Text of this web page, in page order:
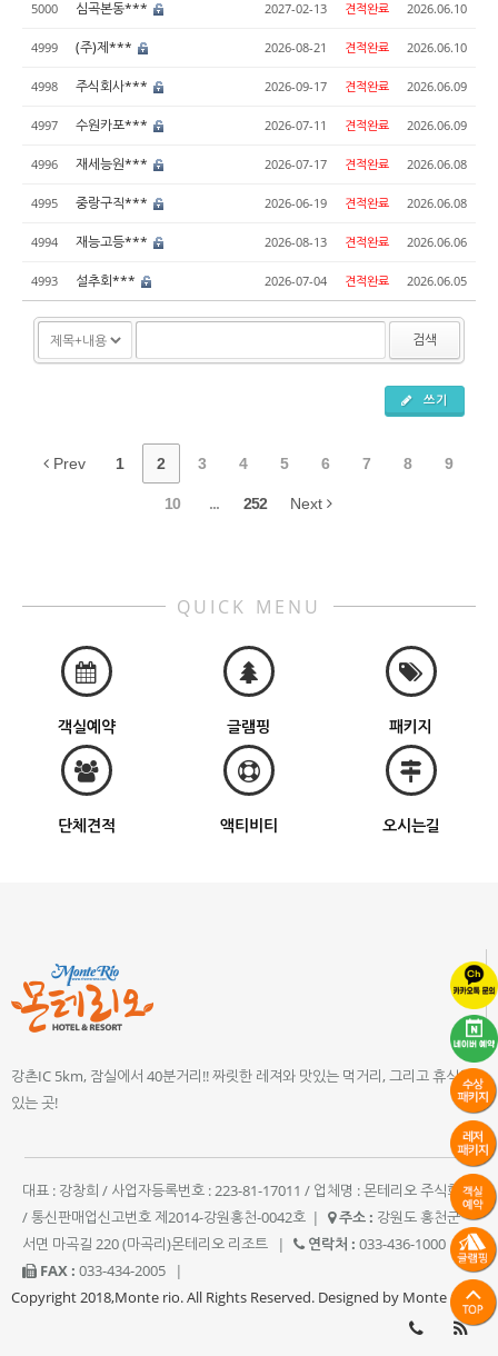
5000 심곡본동*** 2027-02-13 견적완료 2026.06.10
4999 (주)제*** 2026-08-21 견적완료 2026.06.10
4998 주식회사*** 2026-09-17 견적완료 2026.06.09
4997 수원카포*** 2026-07-11 견적완료 2026.06.09
4996 재세능원*** 2026-07-17 견적완료 2026.06.08
4995 중랑구직*** 2026-06-19 견적완료 2026.06.08
4994 재능고등*** 2026-08-13 견적완료 2026.06.06
4993 설추회*** 2026-07-04 견적완료 2026.06.05
검색
쓰기
Prev 1 2 3 4 5 6 7 8 9
10 ... 252 Next
QUICK MENU
객실예약 글램핑 패키지
단체견적 액티비티 오시는길
강촌IC 5km, 잠실에서 40분거리!! 짜릿한 레져와 맛있는 먹거리, 그리고 휴식이
있는 곳!
대표 : 강창희 / 사업자등록번호 : 223-81-17011 / 업체명 : 몬테리오 주식회사
/ 통신판매업신고번호 제2014-강원홍천-0042호 | 주소 : 강원도 홍천군
서면 마곡길 220 (마곡리)몬테리오 리조트
| 연락처 : 033-436-1000
|
FAX : 033-434-2005
|
Copyright 2018,Monte rio. All Rights Reserved. Designed by Monte rio.